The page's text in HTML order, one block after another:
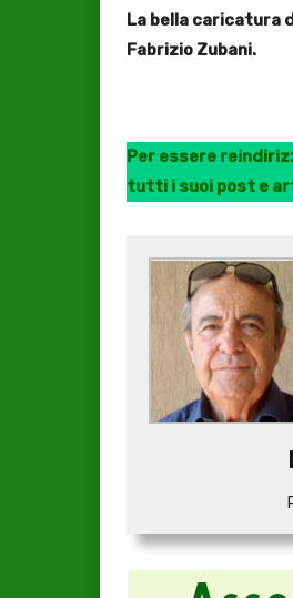
La bella caricatura
Fabrizio Zubani.
Per essere
tutti i suoi post e